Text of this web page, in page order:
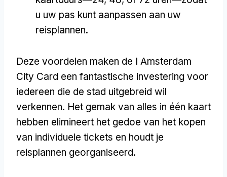
u uw pas kunt aanpassen aan uw
reisplannen.
Deze voordelen maken de I Amsterdam
City Card een fantastische investering voor
iedereen die de stad uitgebreid wil
verkennen. Het gemak van alles in één kaart
hebben elimineert het gedoe van het kopen
van individuele tickets en houdt je
reisplannen georganiseerd.